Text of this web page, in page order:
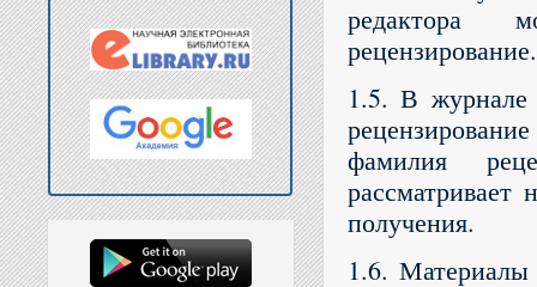
редактора
рецензирование.
1.5. В журнале
фамилия
получения.
1.6. Материалы